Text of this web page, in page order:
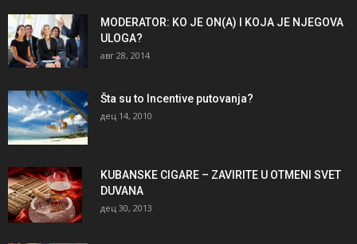
MODERATOR: KO JE ON(A) I KOJA JE NJEGOVA
ULOGA?
авг 28, 2014
Šta su to Incentive putovanja?
дец 14, 2010
KUBANSKE CIGARE – ZAVIRITE U OTMENI SVET
DUVANA
дец 30, 2013